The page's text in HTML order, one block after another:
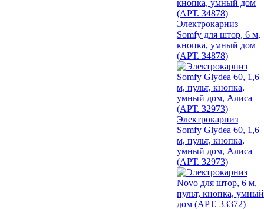
Электрокарниз
Somfy для штор, 6 м,
кнопка, умный дом
(АРТ. 34878)
Электрокарниз
Somfy Glydea 60, 1,6
м, пульт, кнопка,
умный дом, Алиса
(АРТ. 32973)